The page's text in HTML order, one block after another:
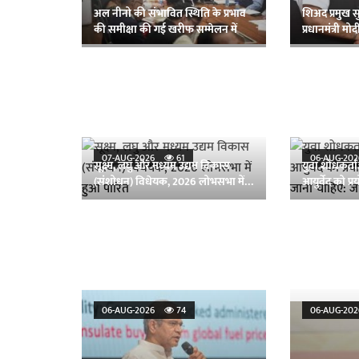
अल नीनो की संभावित स्थिति के प्रभाव
की समीक्षा की गई खरीफ सम्मेलन में
शिअद प्रमुख
प्रधानमंत्री
07-AUG-2026 61
सूक्ष्म, लघु और मध्यम उद्यम विकास
(संशोधन) विधेयक, 2026 लोभसभा में
हुआ पारित
06-AUG-
युवा
आयुर्वेद को
जाना
06-AUG-2026 74 06-AUG-